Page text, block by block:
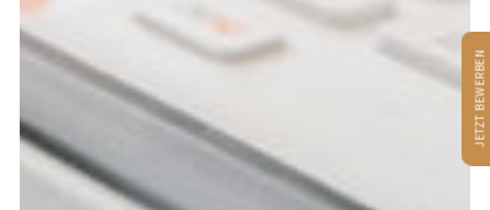
JETZT BEWERBEN